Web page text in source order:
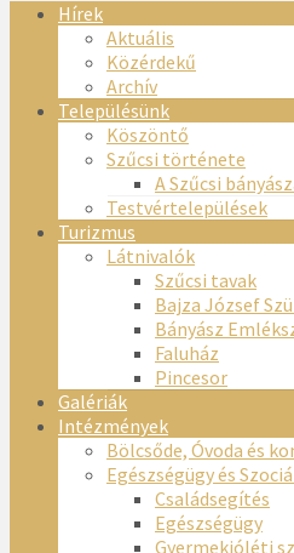
Hírek
Aktuális
Közérdekű
Archív
Településünk
Köszöntő
Szűcsi története
A Szűcsi
Testvértelepülések
Turizmus
Látnivalók
Szűcsi tavak
Bajza József
Bányász
Faluház
Pincesor
Galériák
Intézmények
Bölcsőde, Óvoda és
Egészségügy és
Családsegítés
Egészségügy
Gyermekjóléti